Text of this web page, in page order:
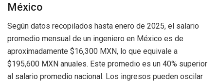
México
Según datos recopilados hasta enero de 2025, el salario
promedio mensual de un ingeniero en México es de
aproximadamente $16,300 MXN, lo que equivale a
$195,600 MXN anuales. Este promedio es un 40% superior
al salario promedio nacional. Los ingresos pueden oscilar